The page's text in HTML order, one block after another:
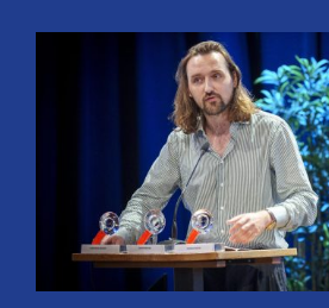
afgelopen twee jaar te
juridische dreiging of een
procedure rond het eigen
journalisten tijd, ook
soms worden publicaties
gaat de hele publicatie